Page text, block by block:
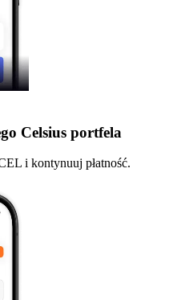
Celsius portfela
i kontynuuj płatność.